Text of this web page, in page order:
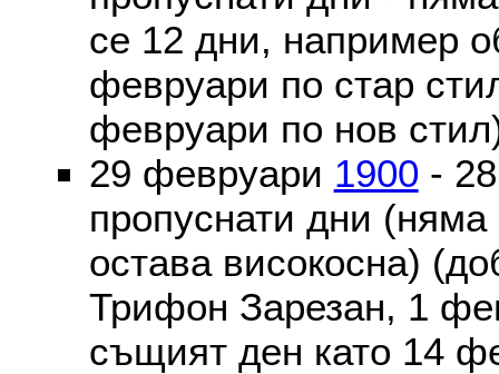
се 12 дни, например
февруари по стар
февруари по нов
29 февруари 1900 -
пропуснати дни
остава високосна)
Трифон Зарезан, 1
същият ден като 14